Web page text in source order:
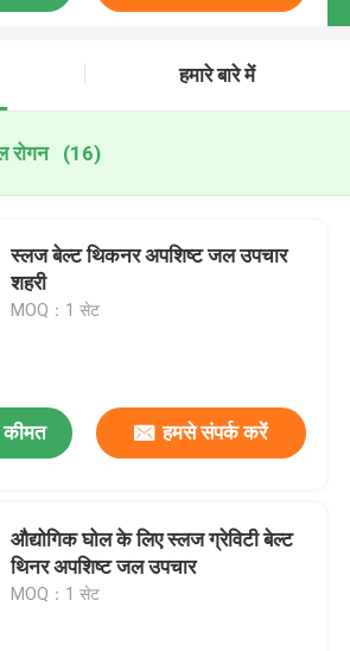
हमारे बारे में
रोगन (16)
स्लज बेल्ट थिकनर अपशिष्ट जल उपचार
शहरी
MOQ：1 सेट
हमसे संपर्क करें
औद्योगिक घोल के लिए स्लज ग्रेविटी बेल्ट
थिनर अपशिष्ट जल उपचार
MOQ：1 सेट